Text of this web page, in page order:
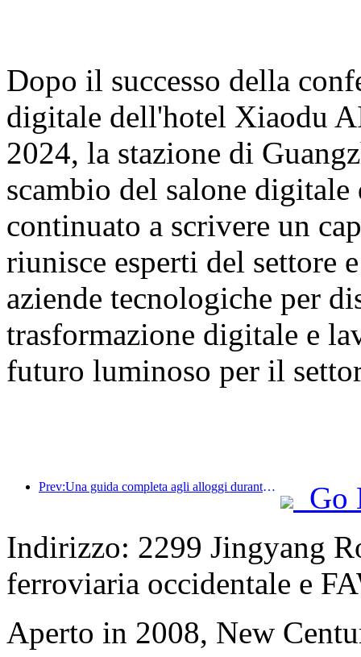
Dopo il successo della
digitale dell'hotel Xiaodu
2024, la stazione di
scambio del salone
continuato a scrivere un
riunisce esperti del settore
aziende tecnologiche per
trasformazione digitale e
futuro luminoso per il
Prev:Una guida completa agli alloggi durante la stagione turistica invernale a Pechino Il nuovo cortile del Jingneng Hotel innesca una nuova mania del turismo
Go
Indirizzo: 2299 Jingyang
ferroviaria occidentale e
Aperto in 2008, New